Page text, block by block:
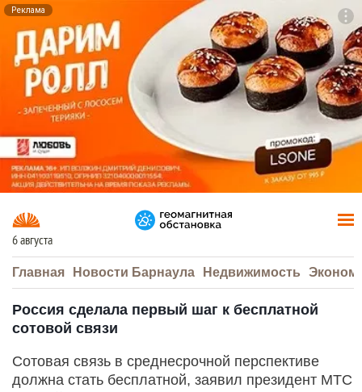
Реклама
6 августа
Главная Новости Барнаула Недвижимость
Россия сделала первый шаг к бесплатной
сотовой связи
Сотовая связь в среднесрочной перспективе
должна стать бесплатной, заявил президент МТС